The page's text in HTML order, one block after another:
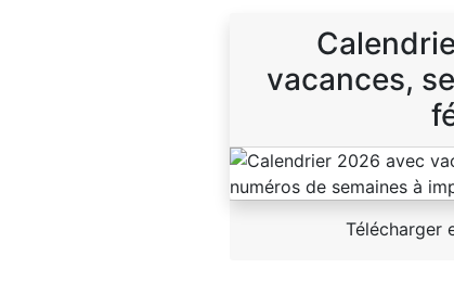
vacances,
Télécharger